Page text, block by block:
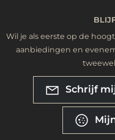
Wil je als eerste op de
aanbiedingen en
Schrijf